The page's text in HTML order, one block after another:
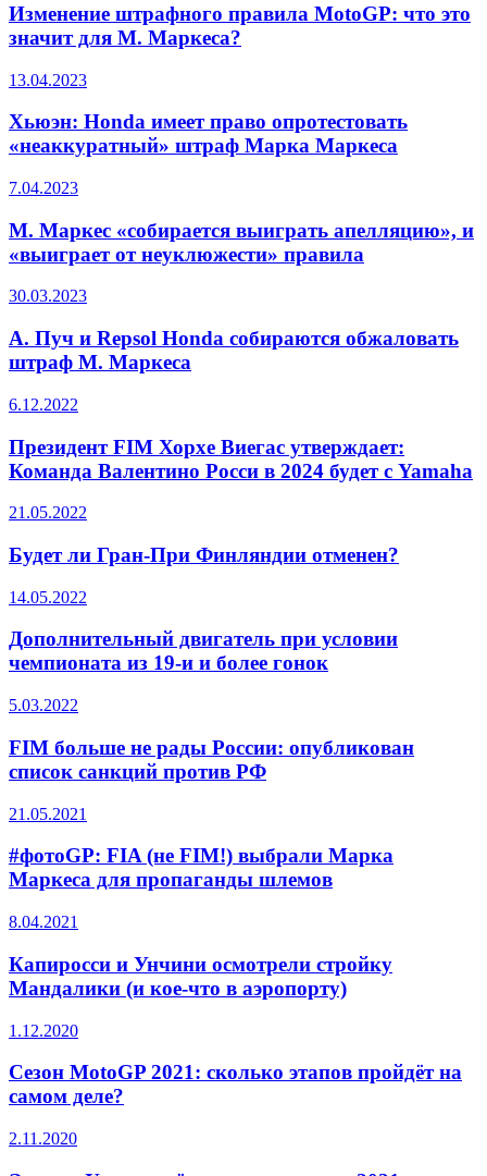
Изменение штрафного правила MotoGP: что это
значит для М. Маркеса?
13.04.2023
Хьюэн: Honda имеет право опротестовать
«неаккуратный» штраф Марка Маркеса
7.04.2023
М. Маркес «собирается выиграть апелляцию», и
«выиграет от неуклюжести» правила
30.03.2023
А. Пуч и Repsol Honda собираются обжаловать
штраф М. Маркеса
6.12.2022
Президент FIM Хорхе Виегас утверждает:
Команда Валентино Росси в 2024 будет с Yamaha
21.05.2022
Будет ли Гран-При Финляндии отменен?
14.05.2022
Дополнительный двигатель при условии
чемпионата из 19-и и более гонок
5.03.2022
FIM больше не рады России: опубликован
список санкций против РФ
21.05.2021
#фотоGP: FIA (не FIM!) выбрали Марка
Маркеса для пропаганды шлемов
8.04.2021
Капиросси и Унчини осмотрели стройку
Мандалики (и кое-что в аэропорту)
1.12.2020
Сезон MotoGP 2021: сколько этапов пройдёт на
самом деле?
2.11.2020